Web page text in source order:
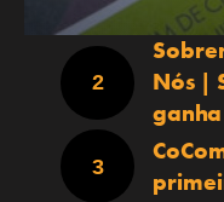
Nós |